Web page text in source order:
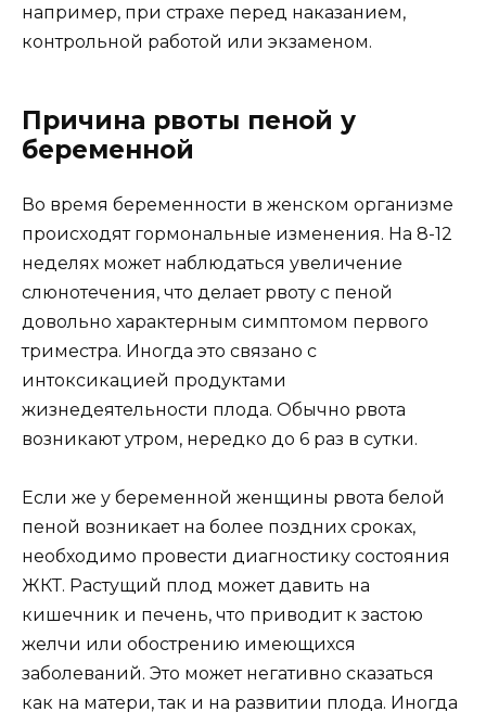
например, при страхе перед наказанием,
контрольной работой или экзаменом.
Причина рвоты пеной у
беременной
Во время беременности в женском организме
происходят гормональные изменения. На 8-12
неделях может наблюдаться увеличение
слюнотечения, что делает рвоту с пеной
довольно характерным симптомом первого
триместра. Иногда это связано с
интоксикацией продуктами
жизнедеятельности плода. Обычно рвота
возникают утром, нередко до 6 раз в сутки.
Если же у беременной женщины рвота белой
пеной возникает на более поздних сроках,
необходимо провести диагностику состояния
ЖКТ. Растущий плод может давить на
кишечник и печень, что приводит к застою
желчи или обострению имеющихся
заболеваний. Это может негативно сказаться
как на матери, так и на развитии плода. Иногда